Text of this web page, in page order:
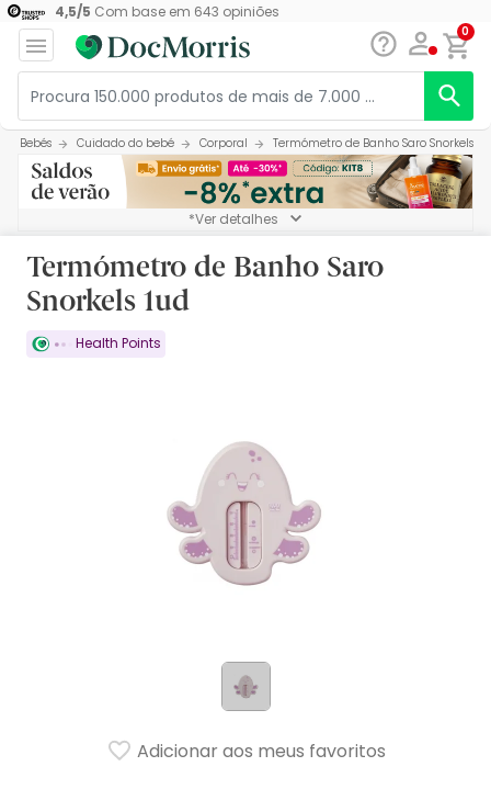
4,5/5 Com base em 643 opiniões
0
Bebés Cuidado do bebé Corporal Termómetro de Banho Saro Snorkels
*Ver detalhes
Termómetro de Banho Saro
Snorkels 1ud
Health Points
Adicionar aos meus favoritos